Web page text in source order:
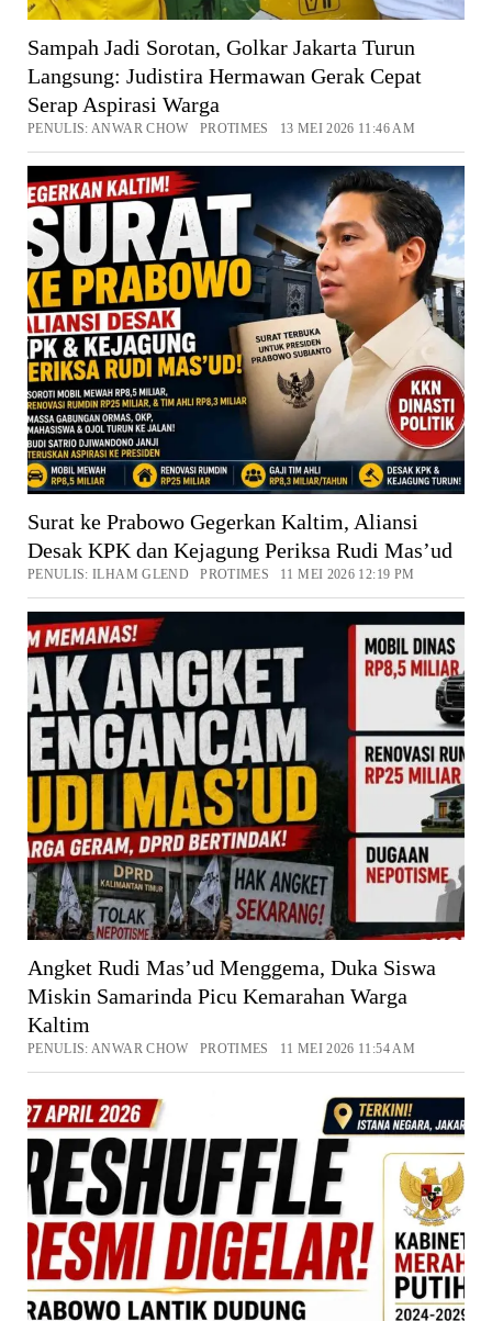
Sampah Jadi Sorotan, Golkar Jakarta Turun
Langsung: Judistira Hermawan Gerak Cepat
Serap Aspirasi Warga
PENULIS: ANWAR CHOW PROTIMES 13 MEI 2026 11:46 AM
Surat ke Prabowo Gegerkan Kaltim, Aliansi
Desak KPK dan Kejagung Periksa Rudi Mas’ud
PENULIS: ILHAM GLEND PROTIMES 11 MEI 2026 12:19 PM
Angket Rudi Mas’ud Menggema, Duka Siswa
Miskin Samarinda Picu Kemarahan Warga
Kaltim
PENULIS: ANWAR CHOW PROTIMES 11 MEI 2026 11:54 AM